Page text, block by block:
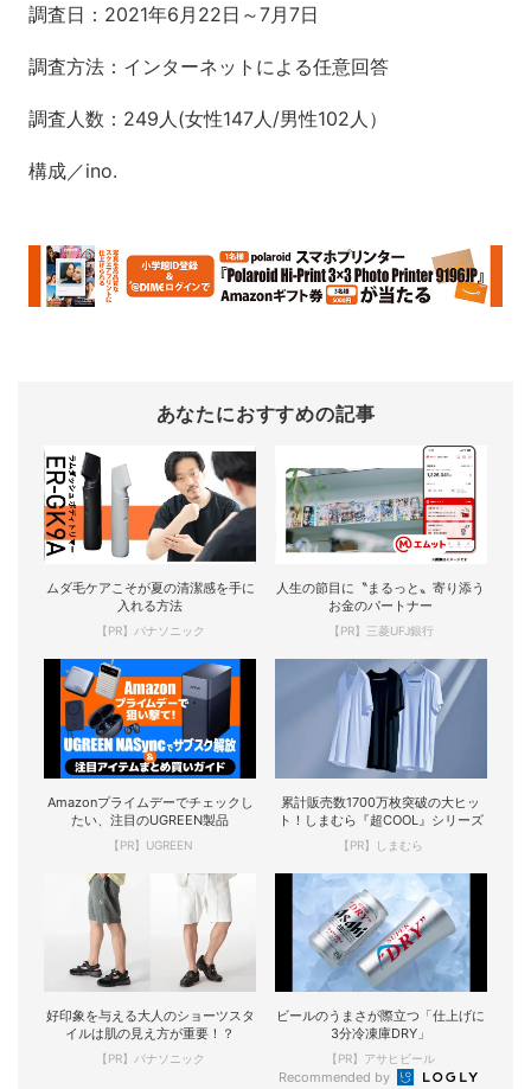
調査日：2021年6月22日～7月7日
調査方法：インターネットによる任意回答
調査人数：249人(女性147人/男性102人）
構成／ino.
あなたにおすすめの記事
ムダ毛ケアこそが夏の清潔感を手に
入れる方法
【PR】パナソニック
人生の節目に〝まるっと〟寄り添う
お金のパートナー
【PR】三菱UFJ銀行
Amazonプライムデーでチェックし
たい、注目のUGREEN製品
【PR】UGREEN
累計販売数1700万枚突破の大ヒッ
ト！しまむら『超COOL』シリーズ
【PR】しまむら
好印象を与える大人のショーツスタ
イルは肌の見え方が重要！？
【PR】パナソニック
ビールのうまさが際立つ「仕上げに
3分冷凍庫DRY」
【PR】アサヒビール
Recommended by